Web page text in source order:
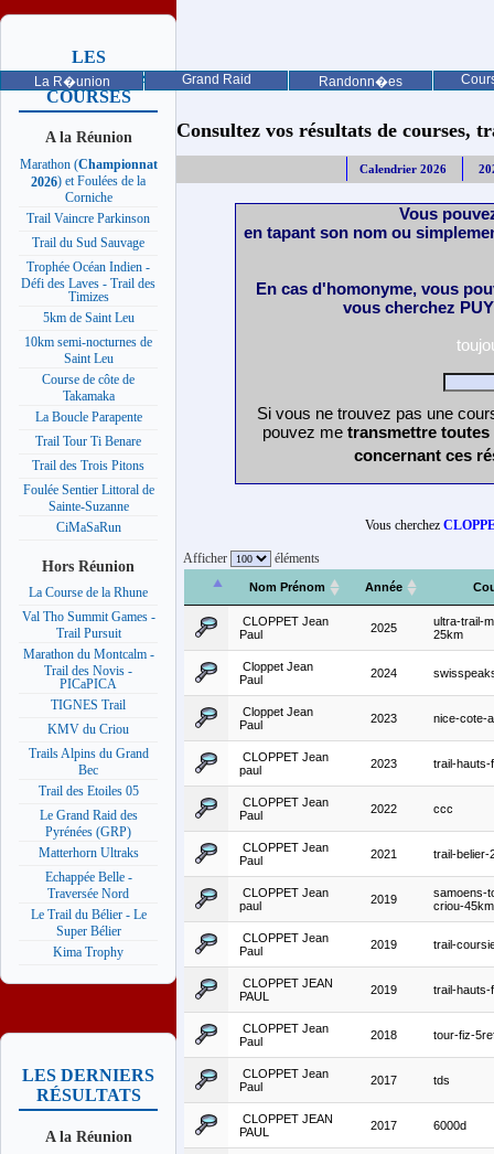
La R�union Grand Raid Randonn�es
LES
PROCHAINES
COURSES
A la Réunion
Marathon (Championnat
2026) et Foulées de la
Corniche
Trail Vaincre Parkinson
Trail du Sud Sauvage
Trophée Océan Indien -
Défi des Laves - Trail des
Timizes
5km de Saint Leu
10km semi-nocturnes de
Saint Leu
Course de côte de
Takamaka
La Boucle Parapente
Trail Tour Ti Benare
Trail des Trois Pitons
Foulée Sentier Littoral de
Sainte-Suzanne
CiMaSaRun
Hors Réunion
La Course de la Rhune
Val Tho Summit Games -
Trail Pursuit
Marathon du Montcalm -
Trail des Novis -
PICaPICA
TIGNES Trail
KMV du Criou
Trails Alpins du Grand
Bec
Trail des Etoiles 05
Le Grand Raid des
Pyrénées (GRP)
Matterhorn Ultraks
Echappée Belle -
Traversée Nord
Le Trail du Bélier - Le
Super Bélier
Kima Trophy
LES DERNIERS
RÉSULTATS
A la Réunion
Consultez vos résultats de courses,
Calendrier 2026
Vous
en tapant son nom ou
En cas d'homonyme, vous
vous cherchez
Si vous ne trouvez pas une
pouvez me transmettre
concernant ces
Vous cherchez
Afficher éléments
Nom Prénom Année
CLOPPET Jean
Paul
2025
ultra-trail-
25km
Cloppet Jean
Paul
2024
Cloppet Jean
Paul
2023 nice-cote-
CLOPPET Jean
paul
2023 trail-
CLOPPET Jean
Paul
2022 ccc
CLOPPET Jean
Paul
2021 trail-belier-
CLOPPET Jean
paul
2019
samoens-
criou-45km
CLOPPET Jean
Paul
2019 trail-
CLOPPET JEAN
PAUL
2019 trail-hauts-
CLOPPET Jean
Paul
2018 tour-fiz-
CLOPPET Jean
Paul
2017 tds
CLOPPET JEAN
PAUL
2017 6000d